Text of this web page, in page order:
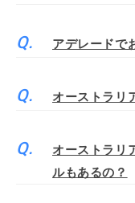
アデレードで
オーストラリ
オーストラリ
ルもあるの？